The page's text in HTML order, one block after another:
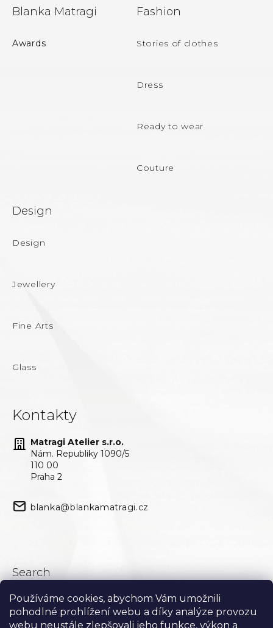
Používáme cookies, abychom Vám umožnili
pohodlné prohlížení webu a díky analýze provozu
webu neustále zlepšovali jeho funkce, výkon a
Blanka Matragi
Awards
Fashion
Stories of clothes
Dress
Ready to wear
Couture
Design
Design
Jewellery
Fine Arts
Glass
Kontakty
Matragi Atelier s.r.o.
Nám. Republiky 1090/5
110 00
Praha 2
blanka@blankamatragi.cz
Search
Search